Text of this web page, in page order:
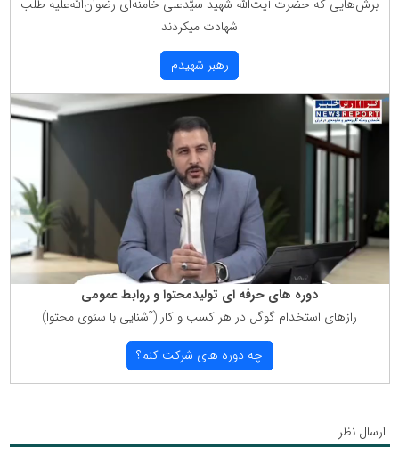
برش‌هایی كه حضرت آیت‌الله شهید سیّدعلی خامنه‌ای رضوان‌الله‌علیه طلب
شهادت میكردند
رهبر شهیدم
دوره های حرفه ای تولیدمحتوا و روابط عمومی
رازهای استخدام گوگل در هر كسب و كار (آشنایی با سئوی محتوا)
چه دوره های شركت كنم؟
ارسال نظر